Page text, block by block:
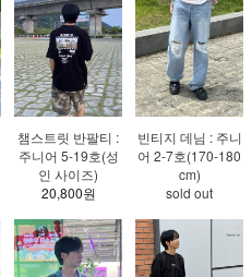
챔스트릿 반팔티 :
주니어 5-19호(성
인 사이즈)
20,800원
빈티지 데님 : 주니
어 2-7호(170-180
cm)
sold out